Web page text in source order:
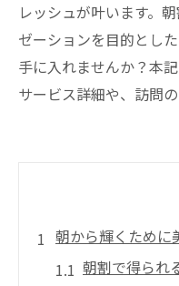
レッシュが叶います。
ゼーションを目的とし
手に入れませんか？本
サービス詳細や、訪問
朝から輝くために
朝割で得られ